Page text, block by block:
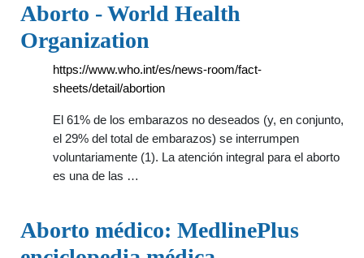
Aborto - World Health
Organization
https://www.who.int/es/news-room/fact-
sheets/detail/abortion
El 61% de los embarazos no deseados (y, en conjunto,
el 29% del total de embarazos) se interrumpen
voluntariamente (1). La atención integral para el aborto
es una de las …
Aborto médico: MedlinePlus